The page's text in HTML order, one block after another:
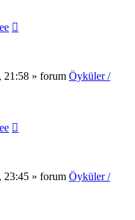
21:58 » forum Öyküler /
23:45 » forum Öyküler /